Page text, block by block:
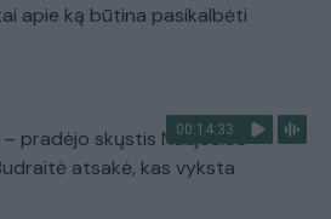
apie ką būtina pasikalbėti
00:14:33
pradėjo skųstis Naujosios
atsakė, kas vyksta